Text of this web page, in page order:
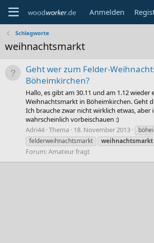
Anmelden
Schlagworte
weihnachtsmarkt
Geht wer zum Felder-
Böheimkirchen?
Hallo, es gibt am 30.11 und am 1.12 wieder
Weihnachtsmarkt in Böheimkirchen. Geht
Ich brauche zwar nicht wirklich etwas, aber
wahrscheinlich vorbeischauen :)
Adri44 Thema 18. November 2013
felderweihnachtsmarkt
weihnachtsmarkt
Forum:Amateur fragt